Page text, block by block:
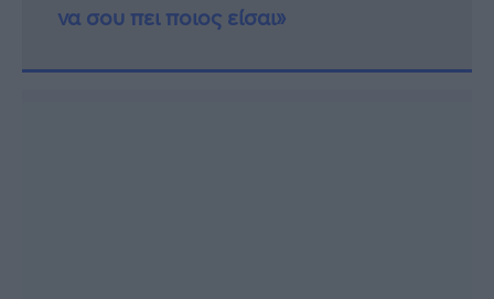
να σου πει ποιος είσαι»